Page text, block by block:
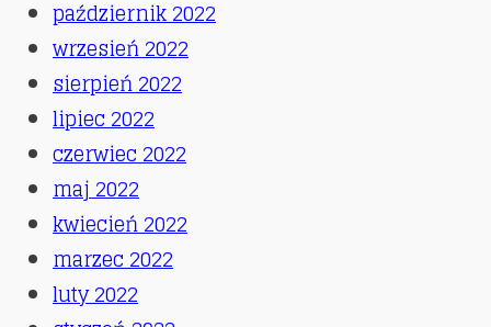
październik 2022
wrzesień 2022
sierpień 2022
lipiec 2022
czerwiec 2022
maj 2022
kwiecień 2022
marzec 2022
luty 2022